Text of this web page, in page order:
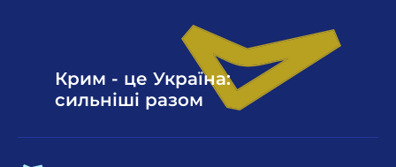
Крим - це Україна:
сильніші разом